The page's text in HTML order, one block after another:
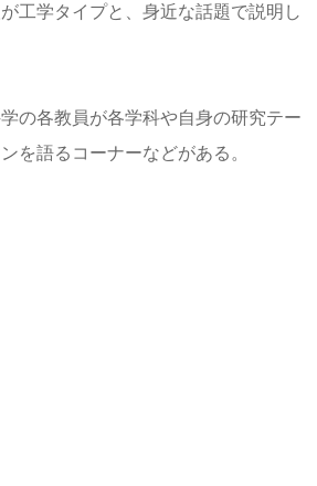
工学タイプと、身近な話題で説明し
の各教員が各学科や自身の研究テー
を語るコーナーなどがある。